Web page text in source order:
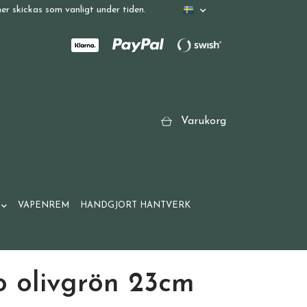
skickas som vanligt under tiden.
Varukorg
VAPENREM HANDGJORT HANTVERK
olivgrön 23cm